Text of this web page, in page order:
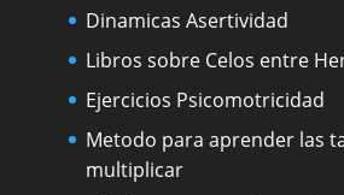
Dinamicas Asertividad
Libros sobre Celos entre
Ejercicios Psicomotricidad
Metodo para aprender las
multiplicar